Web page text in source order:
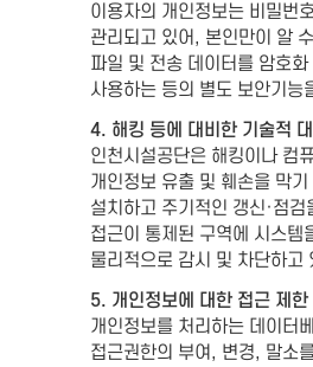
이용자의 개인정보는 비밀번
관리되고 있어, 본인만이 알
파일 및 전송 데이터를 암호
사용하는 등의 별도 보안기능
4. 해킹 등에 대비한 기술적
인천시설공단은 해킹이나 컴
개인정보 유출 및 훼손을 막
설치하고 주기적인 갱신·점
접근이 통제된 구역에 시스
물리적으로 감시 및 차단하고
5. 개인정보에 대한 접근 제한
개인정보를 처리하는 데이터
접근권한의 부여, 변경, 말소